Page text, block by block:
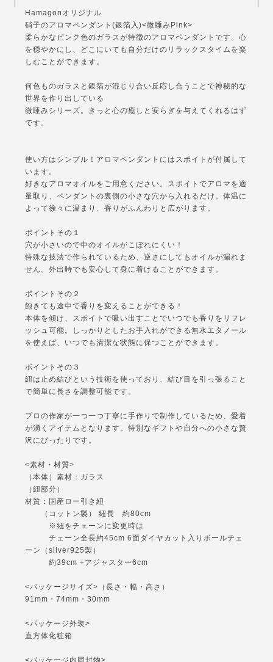
Hamagonオリジナル
硝子のアロマペンダント(銀箔入)<微睡みPink>
柔らかなピンク色のガラスが特徴のアロマペンダントです。心
を穏やかにし、どこにいても自分だけのリラックスタイムを楽
しむことができます。
何色ものガラスと銀箔が混じり合い反応し合うことで神秘的な
世界を作り出している
微睡みシリーズ。きっと心の癒しと安らぎを与えてくれるはず
です。
使い方はシンプル！アロマペンダントにはスポイトが付属して
います。
好きなアロマオイルをご用意ください。スポイトでアロマを適
量取り、ペンダントの裏側の小さな穴から入れるだけ。体温に
よって徐々に温まり、香りがふんわりと広がります。
ポイントその１
穴が小さいので中のオイルがこぼれにくい！
特殊な技法で作られているため、逆さにしてもオイルが漏れま
せん。外出時でも安心して身に着けることができます。
ポイントその２
飽きても途中で香りを変えることができる！
本体を傾け、スポイトで吸い出すことでいつでも香りをリフレ
ッシュ可能。しっかりとしたお手入れができる無水エタノール
を使えば、いつでも清潔な状態に保つことができます。
ポイントその３
紐は止め結びという技術を使っており、結び目を引っ張ること
で簡単に長さを調整可能です。
プロの作家が一つ一つ丁寧に手作りで制作しているため、愛着
が湧くアイテムとなります。特別なギフトや自分への小さな贅
沢にぴったりです。
<素材・材質>
（本体）素材：ガラス
（紐部分）
材質：国産ロー引き紐
（コットン製） 紐長 約80cm
※紐をチェーンに変更時は
チェーン全長約45cm 6面ダイヤカット入りボールチェ
ーン（silver925製）
約39cm +アジャスター6cm
<パッケージサイズ>（長さ・幅・高さ）
91mm・74mm・30mm
<パッケージ外装>
直方体化粧箱
<パッケージ内同封物>